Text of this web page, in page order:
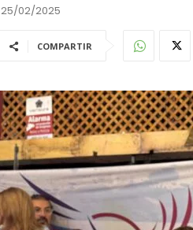
25/02/2025
COMPARTIR